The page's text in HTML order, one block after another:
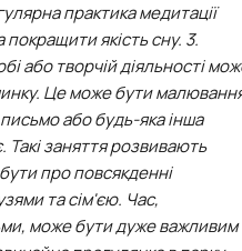
практика медитації
якість сну. 3.
або творчій діяльності
Це може бути
або будь-яка інша
Такі заняття розвивають
про повсякденні
та сім'єю. Час,
може бути дуже важливим